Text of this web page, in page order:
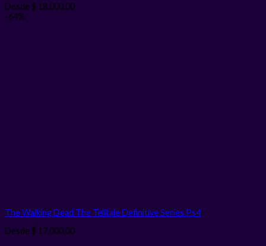
Desde $ 18.000,00
-64%
The Walking Dead The Telltale Definitive Series Ps4
Desde $ 17.000,00